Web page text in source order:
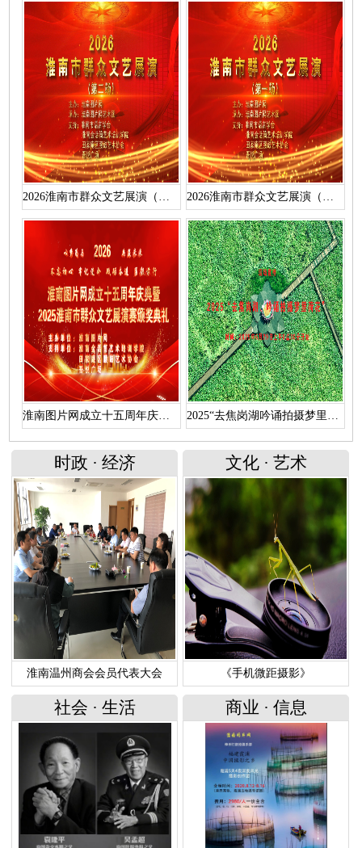
2026淮南市群众文艺展演（第二场）活动视频 2026淮南市群众文艺展演（第一场）活动视频
淮南图片网成立十五周年庆典暨 “2025淮南市群众文艺展演赛颁奖典礼”文艺演出（上） 2025“去焦岗湖吟诵拍摄梦里荷花”活动直播回放
时政 · 经济
淮南温州商会会员代表大会
文化 · 艺术
《手机微距摄影》
社会 · 生活 商业 · 信息